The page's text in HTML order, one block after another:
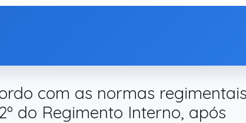
com as normas
do Regimento Interno, após